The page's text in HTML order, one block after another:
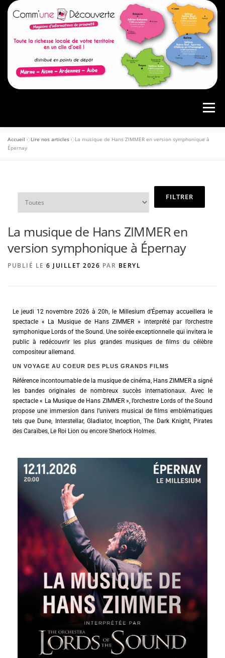
Menu
ACCUEIL
Accueil »Lire nos articles »La musique de Hans ZIMMER en version symphonique à
Épernay
La musique de Hans ZIMMER en
version symphonique à Épernay
PUBLIÉ LE 6 JUILLET 2026 PAR BERYL
Le jeudi 12 novembre 2026 à 20h, le Millesium d’Épernay accueillera le
spectacle « La Musique de Hans ZIMMER » interprété par l’orchestre
symphonique Lords of the Sound. Une soirée exceptionnelle qui invitera le
public à redécouvrir les plus grandes musiques de films du célèbre
compositeur allemand.
UN VOYAGE AU COEUR DES PLUS GRANDS FILMS
Référence incontournable de la musique de cinéma, Hans ZIMMER a signé
les bandes originales de nombreux succès internationaux. Avec le
spectacle « La Musique de Hans ZIMMER », l’orchestre Lords of the Sound
propose une immersion dans l’univers musical de films emblématiques
tels que Dune, Interstellar, Gladiator, Inception, The Dark Knight, Pirates
des Caraïbes, Le Roi Lion ou encore Sherlock Holmes.